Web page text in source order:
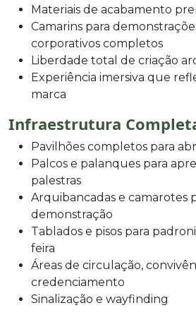
Materiais de acabamento
Camarins para
corporativos completos
Liberdade total de criação
Experiência imersiva que
marca
Infraestrutura
Pavilhões completos para
Palcos e palanques para
palestras
Arquibancadas e camarotes
demonstração
Tablados e pisos para
feira
Áreas de circulação,
credenciamento
Sinalização e wayfinding